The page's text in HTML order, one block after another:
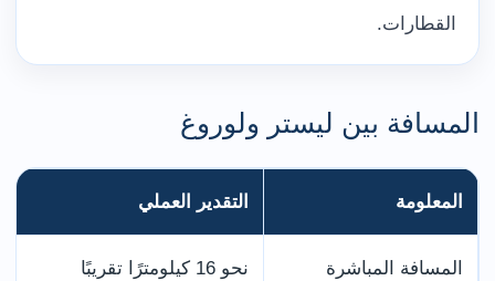
القطارات.
المسافة بين ليستر ولوروغ
المعلومة التقدير العملي
المسافة المباشرة نحو 16 كيلومترًا تقريبًا